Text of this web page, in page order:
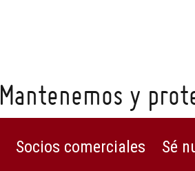
Mantenemos y
Socios comerciales Sé